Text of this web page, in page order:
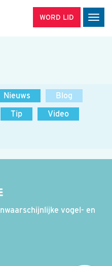
WORD LID
Nieuws
Blog
Tip
Video
vogel- en